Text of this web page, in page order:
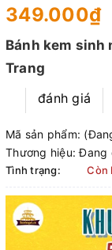
349.000₫
Bánh kem sinh
Trang
đánh giá
Mã sản phẩm:
Thương hiệu: Đang
Tình trạng: Còn